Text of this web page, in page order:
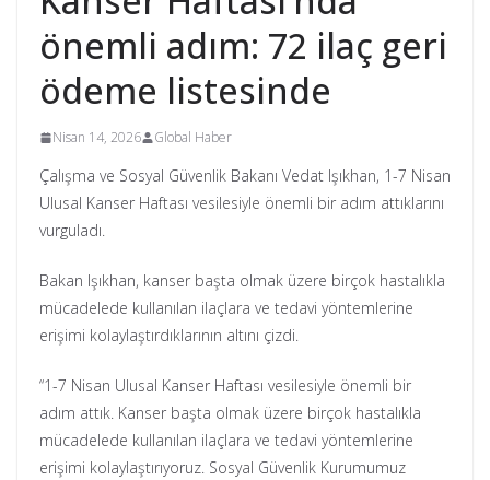
önemli adım: 72 ilaç geri
ödeme listesinde
Nisan 14, 2026 Global Haber
Çalışma ve Sosyal Güvenlik Bakanı Vedat Işıkhan, 1-7 Nisan
Ulusal Kanser Haftası vesilesiyle önemli bir adım attıklarını
vurguladı.
Bakan Işıkhan, kanser başta olmak üzere birçok hastalıkla
mücadelede kullanılan ilaçlara ve tedavi yöntemlerine
erişimi kolaylaştırdıklarının altını çizdi.
“1-7 Nisan Ulusal Kanser Haftası vesilesiyle önemli bir
adım attık. Kanser başta olmak üzere birçok hastalıkla
mücadelede kullanılan ilaçlara ve tedavi yöntemlerine
erişimi kolaylaştırıyoruz. Sosyal Güvenlik Kurumumuz